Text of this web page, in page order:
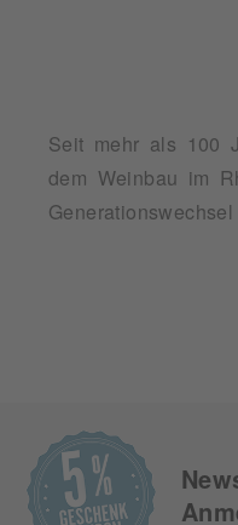
Seit mehr als 100
dem Weinbau im
neues Gesicht: